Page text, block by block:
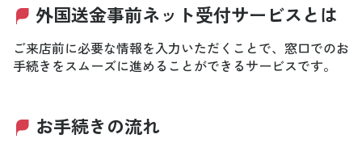
外国送金事前ネット受付サービスとは
ご来店前に必要な情報を入力いただくことで、窓口でのお
手続きをスムーズに進めることができるサービスです。
お手続きの流れ